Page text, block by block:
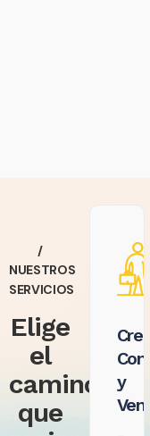
/
NUESTROS
SERVICIOS
Elige
el
camino
que
y